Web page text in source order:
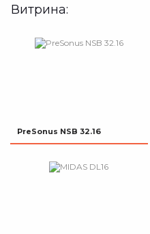
Витрина:
PreSonus NSB 32.16